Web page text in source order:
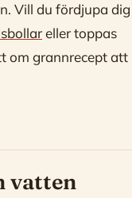
Vill du fördjupa dig
eller toppas
om grannrecept att
vatten